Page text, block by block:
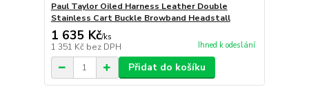
Paul Taylor Oiled Harness Leather Double
Stainless Cart Buckle Browband Headstall
1 635 Kč/ks
1 351 Kč bez DPH Ihned k odeslání
Přidat do košíku